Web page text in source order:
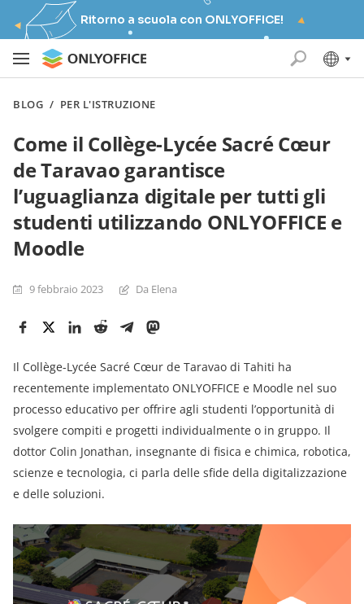
Ritorno a scuola con ONLYOFFICE!
BLOG / PER L'ISTRUZIONE
Come il Collège-Lycée Sacré Cœur
de Taravao garantisce
l’uguaglianza digitale per tutti gli
studenti utilizzando ONLYOFFICE e
Moodle
9 febbraio 2023 Da Elena
Il Collège-Lycée Sacré Cœur de Taravao di Tahiti ha
recentemente implementato ONLYOFFICE e Moodle nel suo
processo educativo per offrire agli studenti l’opportunità di
svolgere compiti e progetti individualmente o in gruppo. Il
dottor Colin Jonathan, insegnante di fisica e chimica, robotica,
scienze e tecnologia, ci parla delle sfide della digitalizzazione
e delle soluzioni.